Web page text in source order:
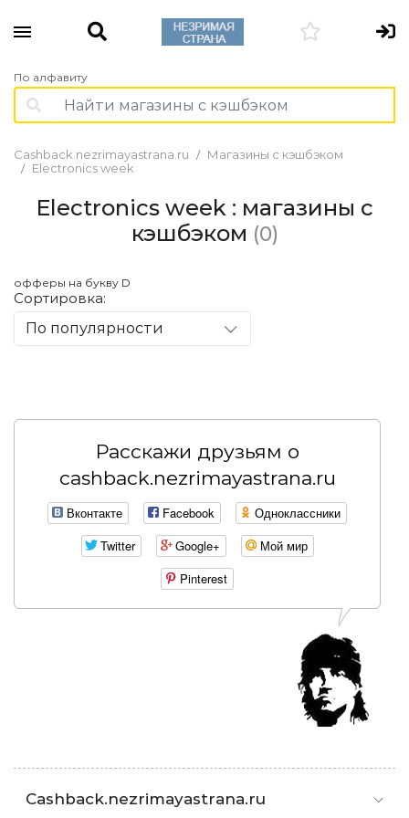
По алфавиту
Cashback.nezrimayastrana.ru
Магазины с кэшбэком
Electronics week
Electronics week : магазины с
кэшбэком (0)
офферы на букву D
Сортировка:
По популярности
Расскажи друзьям о
cashback.nezrimayastrana.ru
Вконтакте Facebook
Одноклассники
Twitter
Google+
Мой мир
Pinterest
Cashback.nezrimayastrana.ru